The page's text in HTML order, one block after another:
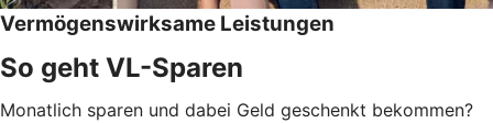
Vermögenswirksame Leistungen
So geht VL-Sparen
Monatlich sparen und dabei Geld geschenkt bekommen?